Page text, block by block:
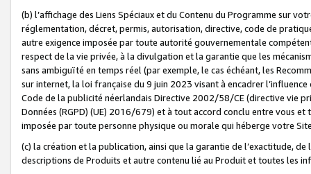
(b) l’affichage des Liens Spéciaux et du Contenu du Programme sur
réglementation, décret, permis, autorisation, directive, code de
autre exigence imposée par toute autorité gouvernementale
respect de la vie privée, à la divulgation et la garantie que les
sans ambiguïté en temps réel (par exemple, le cas échéant, les
sur internet, la loi française du 9 juin 2023 visant à encadrer
Code de la publicité néerlandais Directive 2002/58/CE (directive vie
Données (RGPD) (UE) 2016/679) et à tout accord conclu entre vous
imposée par toute personne physique ou morale qui héberge votre
(c) la création et la publication, ainsi que la garantie de l’exactitude,
descriptions de Produits et autre contenu lié au Produit et toutes les